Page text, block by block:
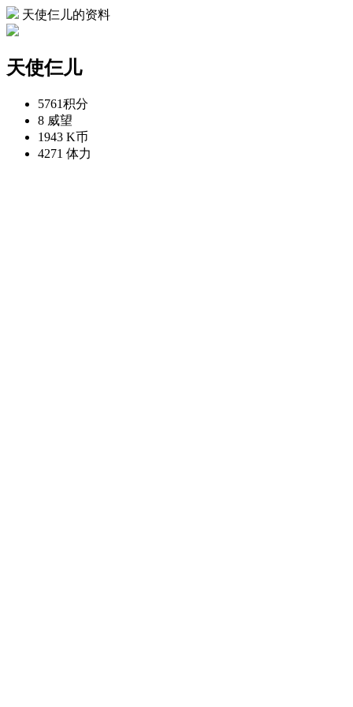
天使仨儿的资料
天使仨儿
5761积分
8 威望
1943 K币
4271 体力